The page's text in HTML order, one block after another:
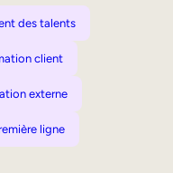
des talents
client
externe
ligne